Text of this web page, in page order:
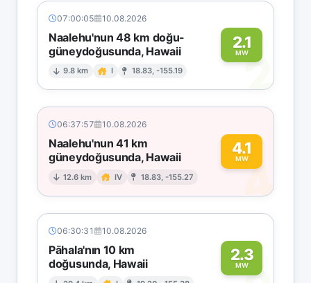
07:00:05 10.08.2026
Naalehu'nun 48 km doğu-
güneydoğusunda, Hawaii
9.8 km I 18.83, -155.19
2.1
MW2
06:37:57 10.08.2026
Naalehu'nun 41 km
güneydoğusunda, Hawaii
12.6 km IV 18.83, -155.27
4.1
MW
4
06:30:31 10.08.2026
Pāhala'nın 10 km
doğusunda, Hawaii
2.3
MW